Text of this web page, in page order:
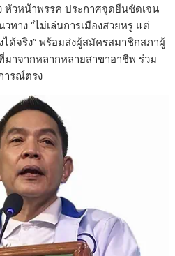
หัวหน้าพรรค ประกาศจุดยืนชัดเจน
ทาง “ไม่เล่นการเมืองสวยหรู แต่
ด้จริง” พร้อมส่งผู้สมัครสมาชิกสภาผู้
าจากหลากหลายสาขาอาชีพ ร่วม
ารณ์ตรง